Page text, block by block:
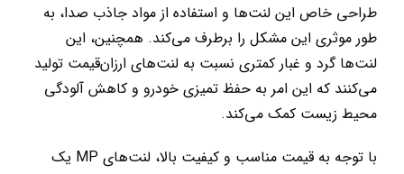
طراحی خاص این لنت‌ها و استفاده از مواد جاذب صدا، به
طور موثری این مشکل را برطرف می‌کند. همچنین، این
لنت‌ها گرد و غبار کمتری نسبت به لنت‌های ارزان‌قیمت تولید
می‌کنند که این امر به حفظ تمیزی خودرو و کاهش آلودگی
محیط زیست کمک می‌کند.
با توجه به قیمت مناسب و کیفیت بالا، لنت‌های MP یک